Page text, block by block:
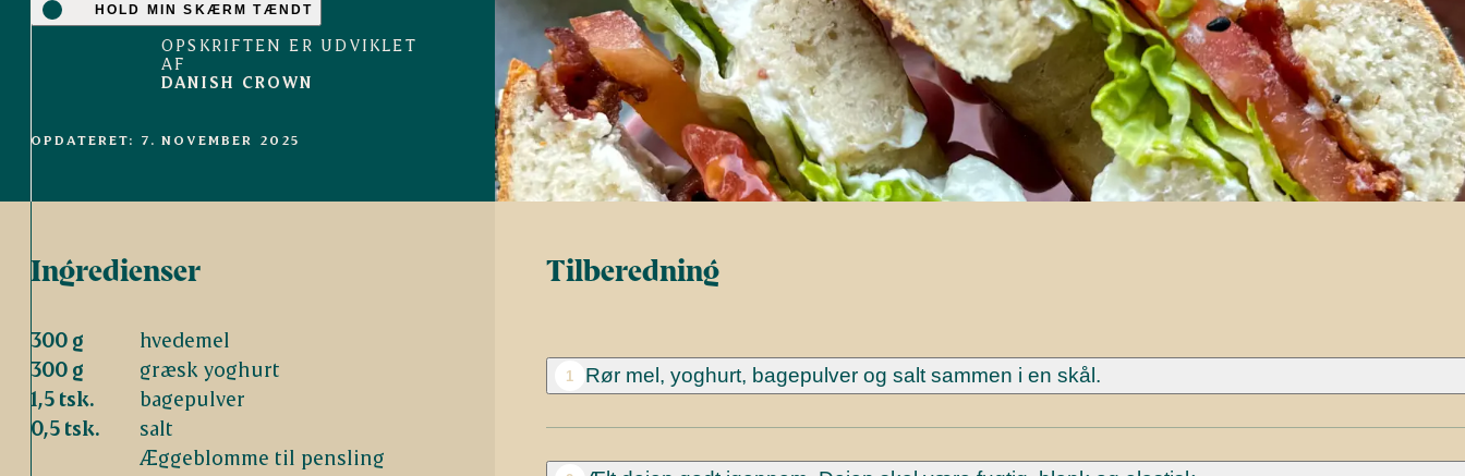
HOLD MIN SKÆRM TÆNDT
OPSKRIFTEN ER UDVIKLET
AF
DANISH CROWN
OPDATERET: 7. NOVEMBER 2025
Ingredienser
300 g
hvedemel
300 g
græsk yoghurt
1,5 tsk.
bagepulver
0,5 tsk.
salt
Æggeblomme til pensling
Tilberedning
1 Rør mel, yoghurt, bagepulver og salt sammen i en skål.